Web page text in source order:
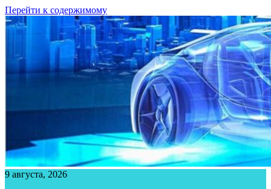
Перейти к содержимому
9 августа, 2026